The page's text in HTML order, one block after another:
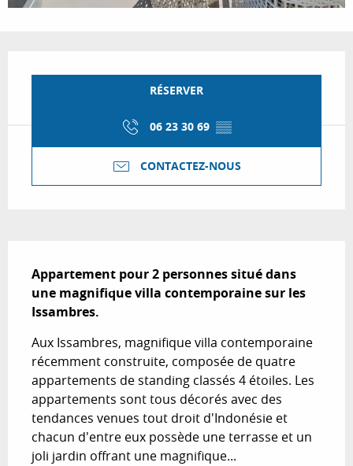
RÉSERVER
06 23 30 69 ▒▒
CONTACTEZ-NOUS
Appartement pour 2 personnes situé dans
une magnifique villa contemporaine sur les
Issambres.
Aux Issambres, magnifique villa contemporaine
récemment construite, composée de quatre
appartements de standing classés 4 étoiles. Les
appartements sont tous décorés avec des
tendances venues tout droit d'Indonésie et
chacun d'entre eux possède une terrasse et un
joli jardin offrant une magnifique...